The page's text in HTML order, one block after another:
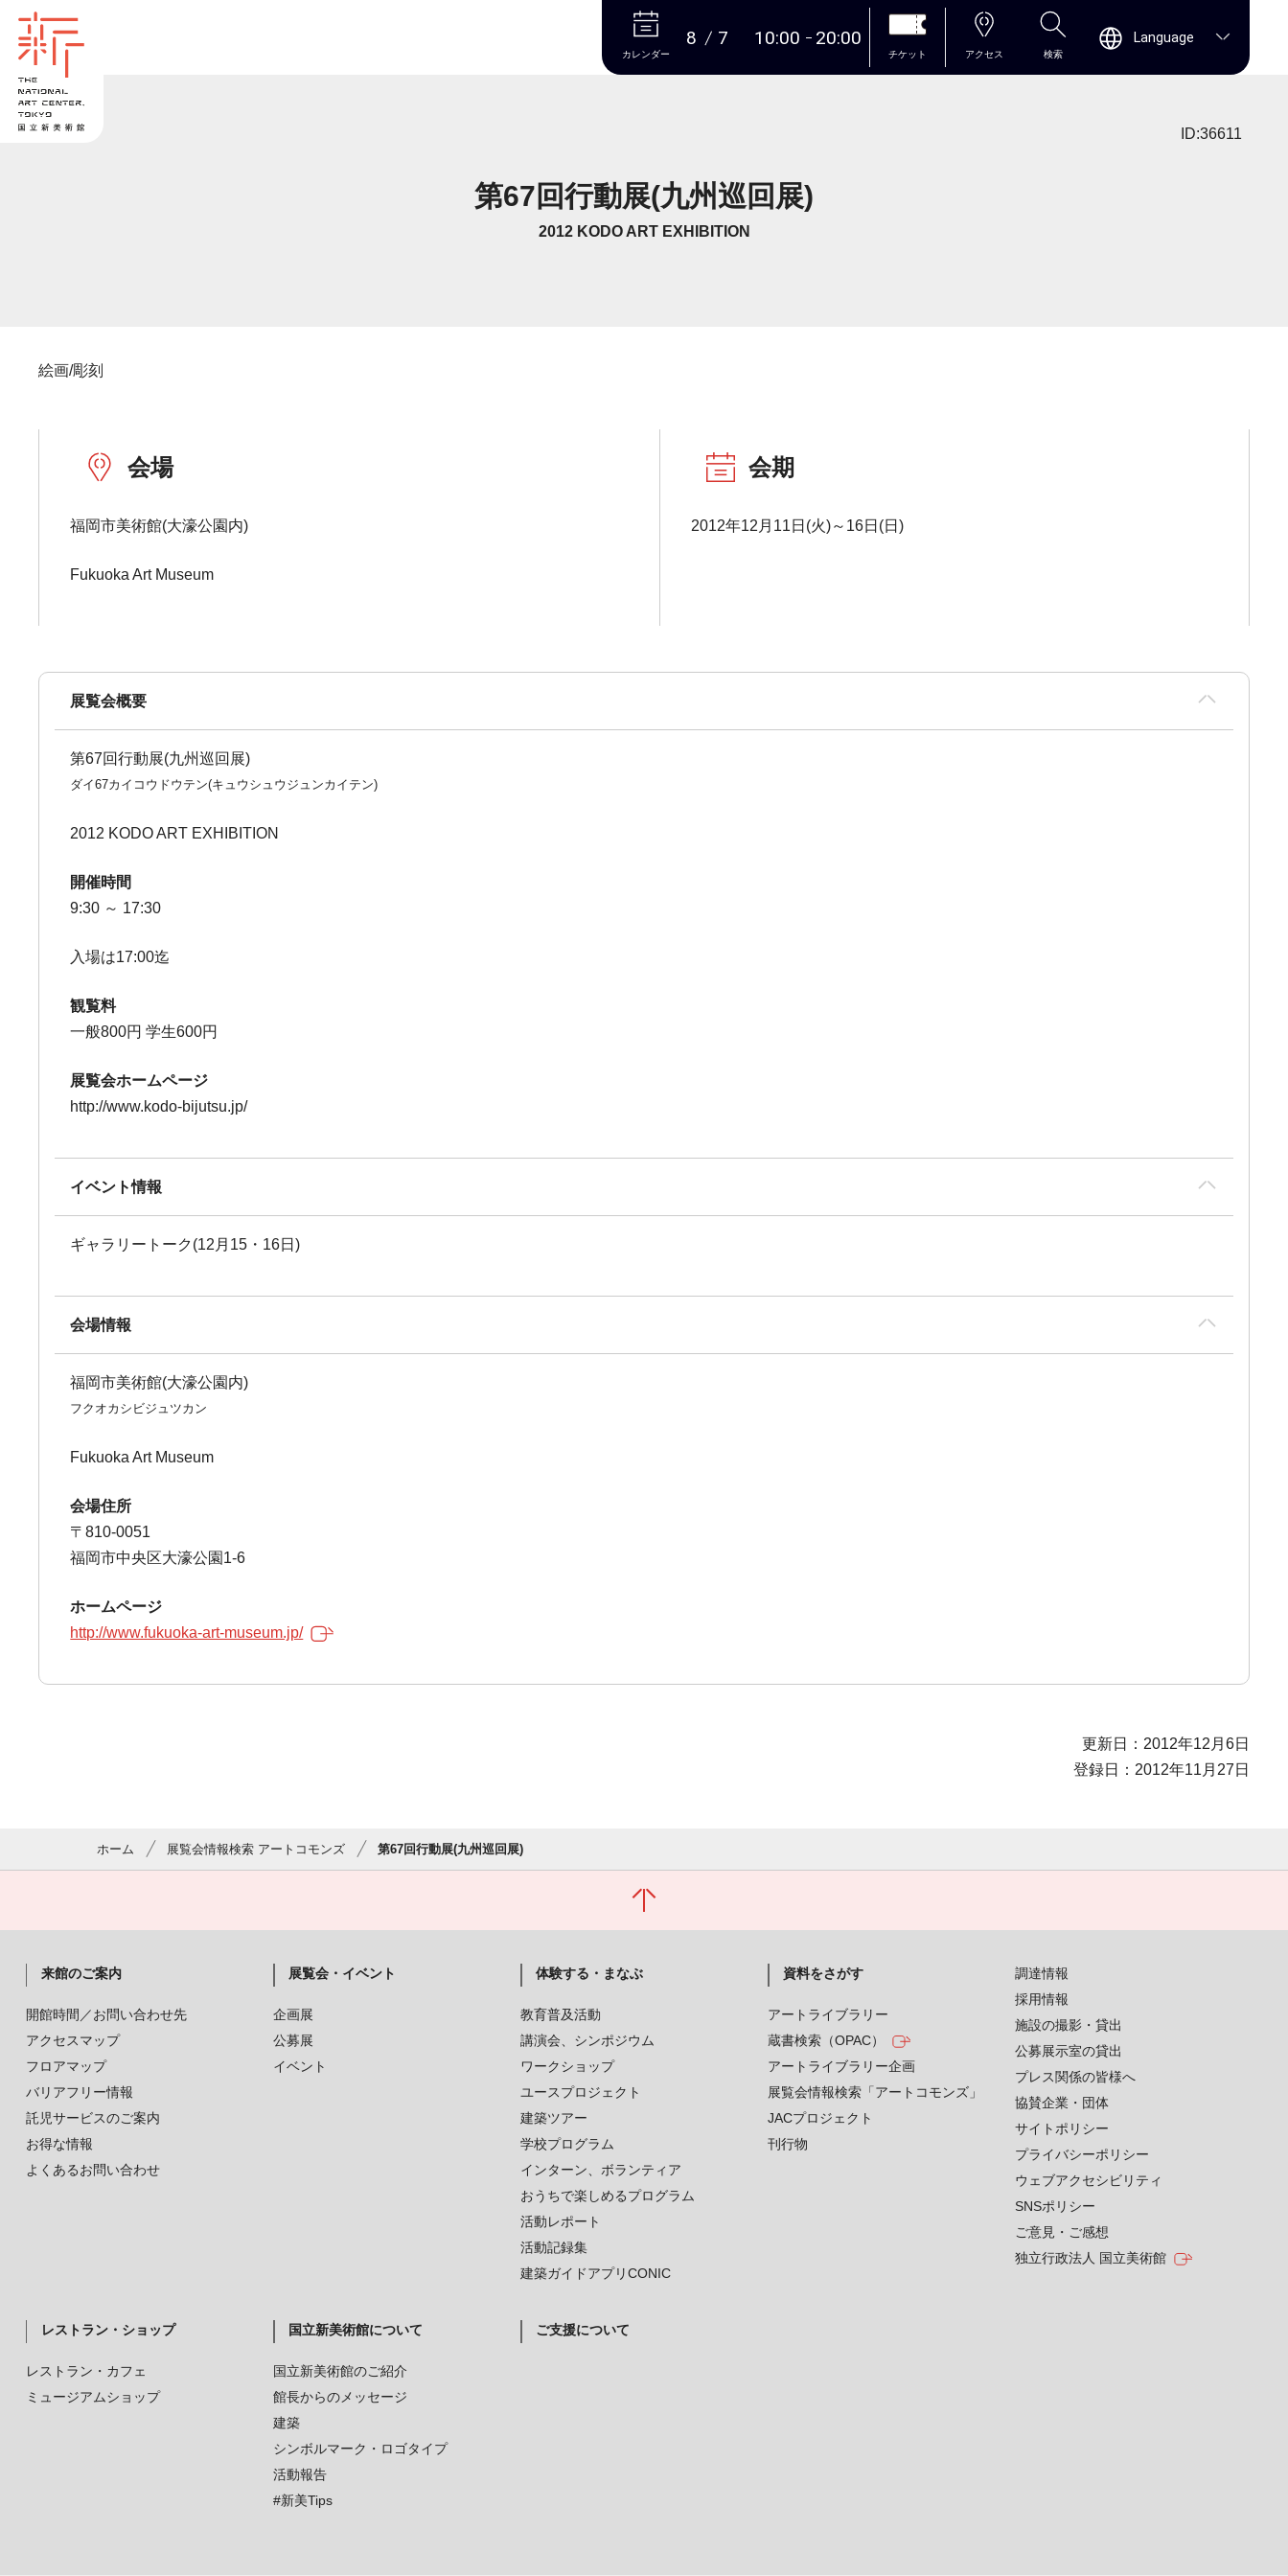
本文へ
カレンダー
8 7 10:00 20:00
チケット アクセス 検索
Language
ID:36611
第67回行動展(九州巡回展)
2012 KODO ART EXHIBITION
絵画/彫刻
会場
福岡市美術館(大濠公園内)
Fukuoka Art Museum
会期
2012年12月11日(火)～16日(日)
展覧会概要
第67回行動展(九州巡回展)
ダイ67カイコウドウテン(キュウシュウジュンカイテン)
2012 KODO ART EXHIBITION
開催時間
9:30 ～ 17:30
入場は17:00迄
観覧料
一般800円 学生600円
展覧会ホームページ
http://www.kodo-bijutsu.jp/
イベント情報
ギャラリートーク(12月15・16日)
会場情報
福岡市美術館(大濠公園内)
フクオカシビジュツカン
Fukuoka Art Museum
会場住所
〒810-0051
福岡市中央区大濠公園1-6
ホームページ
http://www.fukuoka-art-museum.jp/
更新日：2012年12月6日
登録日：2012年11月27日
ホーム 展覧会情報検索 アートコモンズ 第67回行動展(九州巡回展)
来館のご案内
開館時間／お問い合わせ先
アクセスマップ
フロアマップ
バリアフリー情報
託児サービスのご案内
お得な情報
よくあるお問い合わせ
展覧会・イベント
企画展
公募展
イベント
体験する・まなぶ
教育普及活動
講演会、シンポジウム
ワークショップ
ユースプロジェクト
建築ツアー
学校プログラム
インターン、ボランティア
おうちで楽しめるプログラム
活動レポート
活動記録集
建築ガイドアプリCONIC
資料をさがす
アートライブラリー
蔵書検索（OPAC）
アートライブラリー企画
展覧会情報検索「アートコモンズ」
JACプロジェクト
刊行物
レストラン・ショップ
レストラン・カフェ
ミュージアムショップ
国立新美術館について
国立新美術館のご紹介
館長からのメッセージ
建築
シンボルマーク・ロゴタイプ
活動報告
#新美Tips
ご支援について
調達情報
採用情報
施設の撮影・貸出
公募展示室の貸出
プレス関係の皆様へ
協賛企業・団体
サイトポリシー
プライバシーポリシー
ウェブアクセシビリティ
SNSポリシー
ご意見・ご感想
独立行政法人 国立美術館